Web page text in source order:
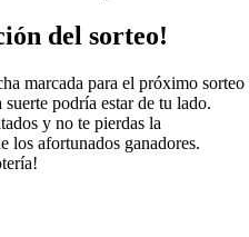
del sorteo!
marcada para el próximo sorteo
podría estar de tu lado.
y no te pierdas la
los afortunados ganadores.